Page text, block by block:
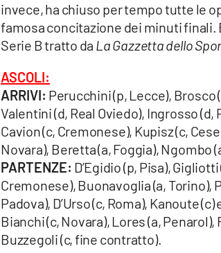
invece, ha chiuso per tempo tutte le
famosa concitazione dei minuti
Serie B tratto da La Gazzetta dello
ASCOLI:
ARRIVI: Perucchini (p, Lecce), Brosco
Valentini (d, Real Oviedo), Ingrosso (d,
Cavion (c, Cremonese), Kupisz (c,
Novara), Beretta (a, Foggia), Ngombo
PARTENZE: D’Egidio (p, Pisa),
Cremonese), Buonavoglia (a, Torino),
Padova), D’Urso (c, Roma), Kanoute
Bianchi (c, Novara), Lores (a, Penarol),
Buzzegoli (c, fine contratto).